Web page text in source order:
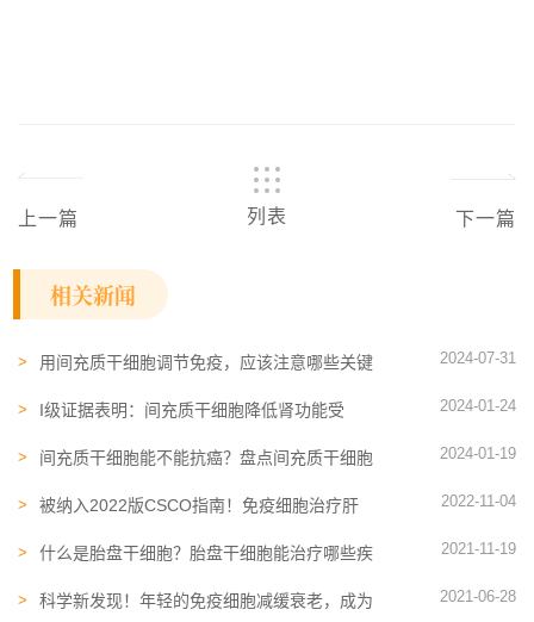
上一篇 列表 下一篇
相关新闻
用间充质干细胞调节免疫，应该注意哪些关键
2024-07-31
I级证据表明：间充质干细胞降低肾功能受
2024-01-24
间充质干细胞能不能抗癌？盘点间充质干细胞
2024-01-19
被纳入2022版CSCO指南！免疫细胞治疗肝
2022-11-04
什么是胎盘干细胞？胎盘​干细胞能治疗哪些疾
2021-11-19
科学新发现！年轻的免疫细胞减缓衰老，成为
2021-06-28